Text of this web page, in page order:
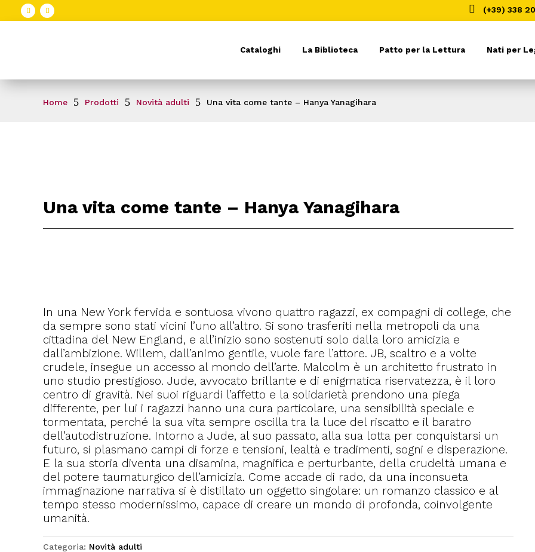
 (+39) 338
Cataloghi La Biblioteca Patto per la Lettura Nati per
Home 5 Prodotti 5 Novità adulti 5 Una vita come tante – Hanya Yanagihara
Una vita come tante – Hanya Yanagihara
In una New York fervida e sontuosa vivono quattro ragazzi, ex compagni di college, che
da sempre sono stati vicini l’uno all’altro. Si sono trasferiti nella metropoli da una
cittadina del New England, e all’inizio sono sostenuti solo dalla loro amicizia e
dall’ambizione. Willem, dall’animo gentile, vuole fare l’attore. JB, scaltro e a volte
crudele, insegue un accesso al mondo dell’arte. Malcolm è un architetto frustrato in
uno studio prestigioso. Jude, avvocato brillante e di enigmatica riservatezza, è il loro
centro di gravità. Nei suoi riguardi l’affetto e la solidarietà prendono una piega
differente, per lui i ragazzi hanno una cura particolare, una sensibilità speciale e
tormentata, perché la sua vita sempre oscilla tra la luce del riscatto e il baratro
dell’autodistruzione. Intorno a Jude, al suo passato, alla sua lotta per conquistarsi un
futuro, si plasmano campi di forze e tensioni, lealtà e tradimenti, sogni e disperazione.
E la sua storia diventa una disamina, magnifica e perturbante, della crudeltà umana e
del potere taumaturgico dell’amicizia. Come accade di rado, da una inconsueta
immaginazione narrativa si è distillato un oggetto singolare: un romanzo classico e al
tempo stesso modernissimo, capace di creare un mondo di profonda, coinvolgente
umanità.
Categoria: Novità adulti